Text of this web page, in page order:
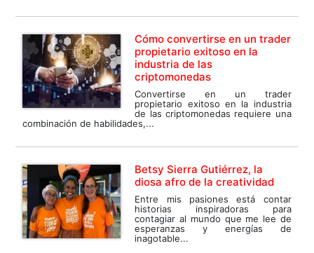
Cómo convertirse en un trader
propietario exitoso en la
industria de las
criptomonedas
Convertirse en un trader
propietario exitoso en la industria
de las criptomonedas requiere una
combinación de habilidades,...
Betsy Sierra Gutiérrez, la
diosa afro de la creatividad
Entre mis pasiones está contar
historias inspiradoras para
contagiar al mundo que me lee de
esperanzas y energías de
inagotable...